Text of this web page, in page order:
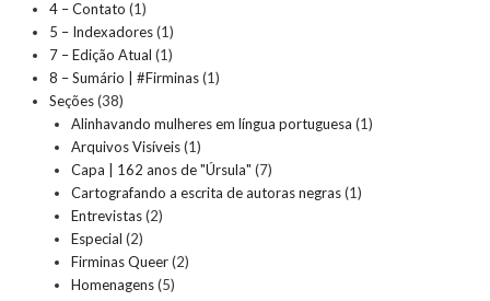
4 – Contato (1)
5 – Indexadores(1)
7 – Edição Atual (1)
8 – Sumário | #Firminas(1)
Seções(38)
Alinhavando mulheres em língua portuguesa (1)
Arquivos Visíveis(1)
Capa | 162 anos de "Úrsula" (7)
Cartografando a escrita de autoras negras(1)
Entrevistas(2)
Especial (2)
Firminas Queer(2)
Homenagens(5)